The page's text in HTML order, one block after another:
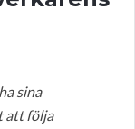
sina
att följa